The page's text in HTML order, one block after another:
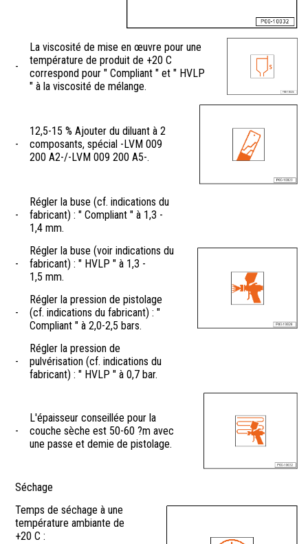
-
La viscosité de mise en œuvre pour une
température de produit de +20 C
correspond pour " Compliant " et " HVLP
" à la viscosité de mélange.
-
12,5-15 % Ajouter du diluant à 2
composants, spécial -LVM 009
200 A2-/-LVM 009 200 A5-.
-
Régler la buse (cf. indications du
fabricant) : " Compliant " à 1,3 -
1,4 mm.
-
Régler la buse (voir indications du
fabricant) : " HVLP " à 1,3 -
1,5 mm.
-
Régler la pression de pistolage
(cf. indications du fabricant) : "
Compliant " à 2,0-2,5 bars.
-
Régler la pression de
pulvérisation (cf. indications du
fabricant) : " HVLP " à 0,7 bar.
-
L'épaisseur conseillée pour la
couche sèche est 50-60 ?m avec
une passe et demie de pistolage.
Séchage
Temps de séchage à une
température ambiante de
+20 C :